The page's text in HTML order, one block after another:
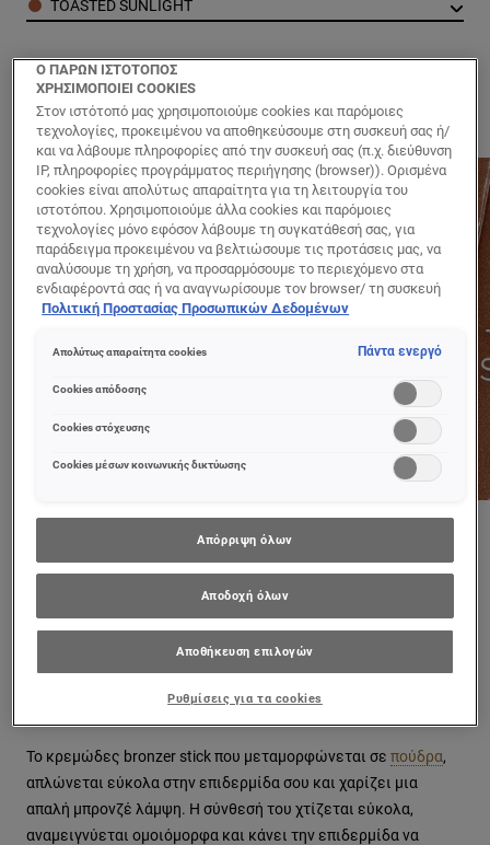
TOASTED SUNLIGHT
Λεπτομέρειες προϊόντος
Απόλαυσε τον γαλλικό ήλιο με τοLumi Bronze Le Stick Soleil
Το κρεμώδες bronzer stick που μεταμορφώνεται σε πούδρα,
απλώνεται εύκολα στην επιδερμίδα σου και χαρίζει μια
απαλή μπρονζέ λάμψη. Η σύνθεσή του χτίζεται εύκολα,
αναμειγνύεται ομοιόμορφα και κάνει την επιδερμίδα να
Ο ΠΑΡΩΝ ΙΣΤΟΤΟΠΟΣ
ΧΡΗΣΙΜΟΠΟΙΕΙ COOKIES
Στον ιστότοπό μας χρησιμοποιούμε cookies και παρόμοιες
τεχνολογίες, προκειμένου να αποθηκεύσουμε στη συσκευή σας ή/
και να λάβουμε πληροφορίες από την συσκευή σας (π.χ. διεύθυνση
IP, πληροφορίες προγράμματος περιήγησης (browser)). Ορισμένα
cookies είναι απολύτως απαραίτητα για τη λειτουργία του
ιστοτόπου. Χρησιμοποιούμε άλλα cookies και παρόμοιες
τεχνολογίες μόνο εφόσον λάβουμε τη συγκατάθεσή σας, για
παράδειγμα προκειμένου να βελτιώσουμε τις προτάσεις μας, να
αναλύσουμε τη χρήση, να προσαρμόσουμε το περιεχόμενο στα
ενδιαφέροντά σας ή να αναγνωρίσουμε τον browser/ τη συσκευή
σας για τη δημιουργία προφίλ με τα ενδιαφέροντά σας και να σας
διαδικτυακές προτάσεις. Μπορείτε να αποδεχθείτε cookies τα
(«Απόρριψη όλων») ή να ρυθμίσετε και να αποθηκεύσετε τις
επιλογές σας («Αποθήκευση επιλογών»). Μπορείτε επίσης, ανά
πάσα στιγμή, να ελέγξετε και να ρυθμίσετε εκ νέου τις επιλογές
Περισσότερες πληροφορίες μπορείτε να βρείτε στην
Πολιτική Προστασίας Προσωπικών Δεδομένων
Απολύτως απαραίτητα cookies Πάντα ενεργό
Cookies απόδοσης
Cookies στόχευσης
Cookies μέσων κοινωνικής δικτύωσης
Απόρριψη όλων
Αποδοχή όλων
Αποθήκευση επιλογών
Ρυθμίσεις για τα cookies